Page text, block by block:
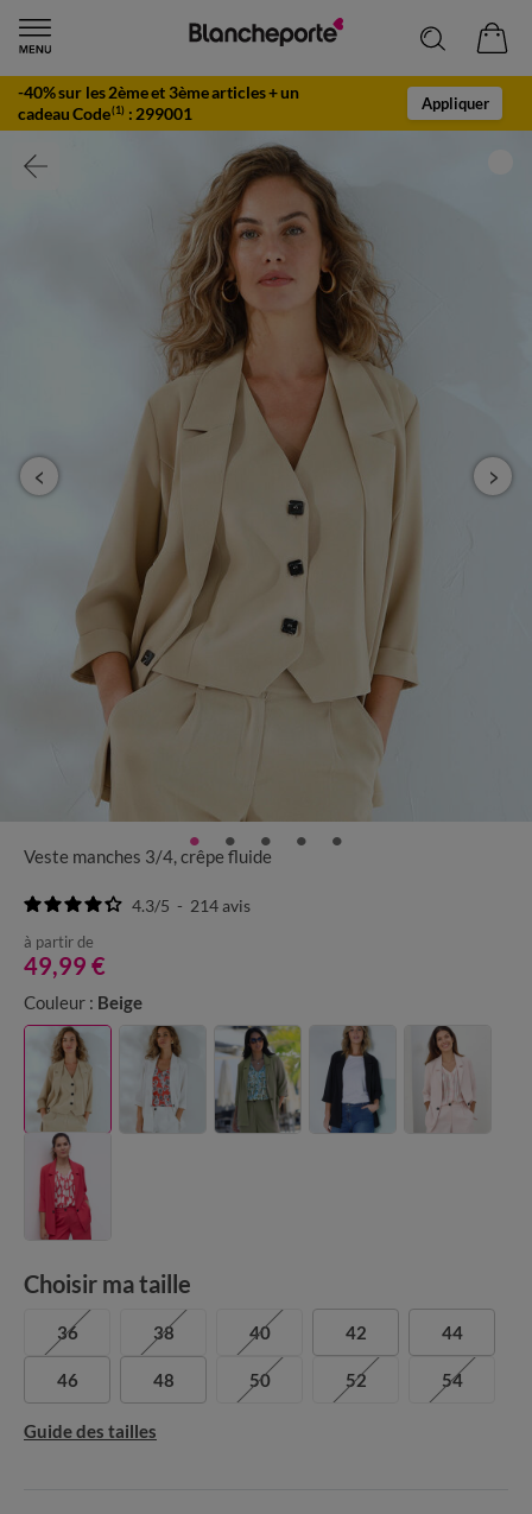
-40% sur les 2ème et 3ème articles + un
cadeau Code(1) : 299001
Appliquer
Veste manches 3/4, crêpe fluide
4.3/5 - 214avis
à partir de
49,99 €
Couleur : Beige
Choisir ma taille
36 38 40 42 44
46 48 50 52 54
Guide des tailles